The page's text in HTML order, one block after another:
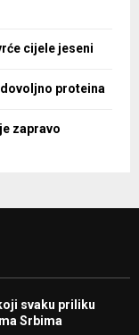
cijele jeseni
proteina
zapravo
svaku priliku
Srbima